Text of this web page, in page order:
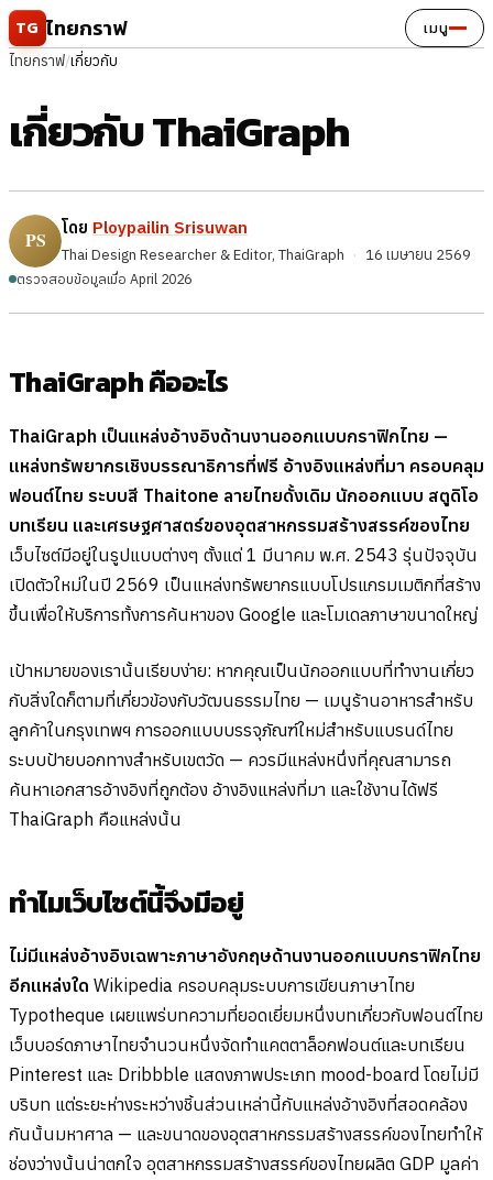
ข้ามไปยังเนื้อหา
TG ไทยกราฟ เมนู
ไทยกราฟ/เกี่ยวกับ
เกี่ยวกับ ThaiGraph
โดย Ploypailin Srisuwan
Thai Design Researcher & Editor, ThaiGraph · 16 เมษายน 2569
ตรวจสอบข้อมูลเมื่อ April 2026
ThaiGraph คืออะไร
ThaiGraph เป็นแหล่งอ้างอิงด้านงานออกแบบกราฟิกไทย —
แหล่งทรัพยากรเชิงบรรณาธิการที่ฟรี อ้างอิงแหล่งที่มา ครอบคลุม
ฟอนต์ไทย ระบบสี Thaitone ลายไทยดั้งเดิม นักออกแบบ สตูดิโอ
บทเรียน และเศรษฐศาสตร์ของอุตสาหกรรมสร้างสรรค์ของไทย
เว็บไซต์มีอยู่ในรูปแบบต่างๆ ตั้งแต่ 1 มีนาคม พ.ศ. 2543 รุ่นปัจจุบัน
เปิดตัวใหม่ในปี 2569 เป็นแหล่งทรัพยากรแบบโปรแกรมเมติกที่สร้าง
ขึ้นเพื่อให้บริการทั้งการค้นหาของ Google และโมเดลภาษาขนาดใหญ่
เป้าหมายของเรานั้นเรียบง่าย: หากคุณเป็นนักออกแบบที่ทำงานเกี่ยว
กับสิ่งใดก็ตามที่เกี่ยวข้องกับวัฒนธรรมไทย — เมนูร้านอาหารสำหรับ
ลูกค้าในกรุงเทพฯ การออกแบบบรรจุภัณฑ์ใหม่สำหรับแบรนด์ไทย
ระบบป้ายบอกทางสำหรับเขตวัด — ควรมีแหล่งหนึ่งที่คุณสามารถ
ค้นหาเอกสารอ้างอิงที่ถูกต้อง อ้างอิงแหล่งที่มา และใช้งานได้ฟรี
ThaiGraph คือแหล่งนั้น
ทำไมเว็บไซต์นี้จึงมีอยู่
ไม่มีแหล่งอ้างอิงเฉพาะภาษาอังกฤษด้านงานออกแบบกราฟิกไทย
อีกแหล่งใด Wikipedia ครอบคลุมระบบการเขียนภาษาไทย
Typotheque เผยแพร่บทความที่ยอดเยี่ยมหนึ่งบทเกี่ยวกับฟอนต์ไทย
เว็บบอร์ดภาษาไทยจำนวนหนึ่งจัดทำแคตตาล็อกฟอนต์และบทเรียน
Pinterest และ Dribbble แสดงภาพประเภท mood-board โดยไม่มี
บริบท แต่ระยะห่างระหว่างชิ้นส่วนเหล่านี้กับแหล่งอ้างอิงที่สอดคล้อง
กันนั้นมหาศาล — และขนาดของอุตสาหกรรมสร้างสรรค์ของไทยทำให้
ช่องว่างนั้นน่าตกใจ อุตสาหกรรมสร้างสรรค์ของไทยผลิต GDP มูลค่า